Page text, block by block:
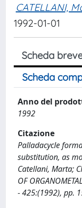
CATELLANI,
1992-01-01
Scheda
Scheda
Anno del
1992
Citazione
Palladacycle
substitution, as
Catellani, Marta;
OF
- 425:(1992), pp.